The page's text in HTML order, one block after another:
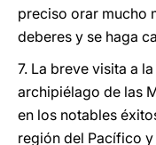
preciso orar mucho
deberes y se haga
7. La breve visita a la
archipiélago de las
en los notables
región del Pacífico